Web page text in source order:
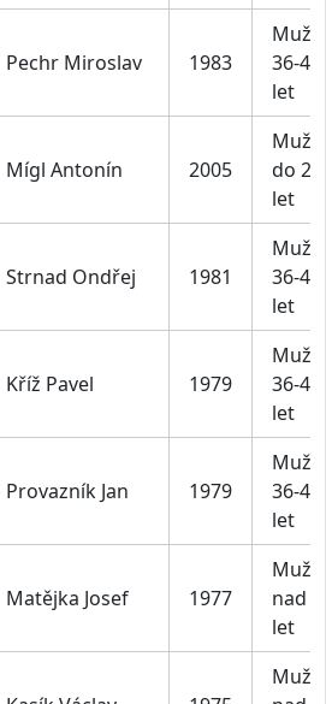
Pechr Miroslav 1983
Muži
36-45
let
Mígl Antonín 2005
Muži
do 25
let
Strnad Ondřej 1981
Muži
36-45
let
Kříž Pavel 1979
Muži
36-45
let
Provazník Jan 1979
Muži
36-45
let
Matějka Josef 1977
Muži
nad
let
Muži